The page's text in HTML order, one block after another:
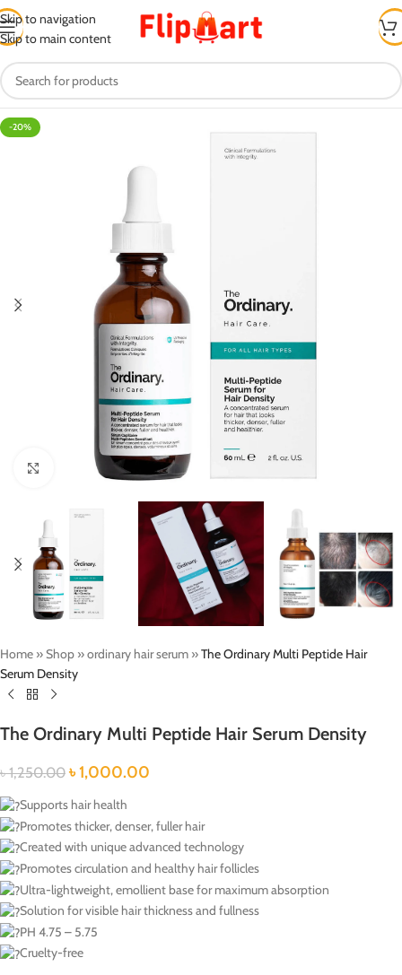
Skip to navigation
Skip to main content
-20%
Click to enlarge
Home »Shop »ordinary hair serum »The Ordinary Multi Peptide Hair
Serum Density
The Ordinary Multi Peptide Hair Serum Density
৳1,250.00 ৳1,000.00
Supports hair health
Promotes thicker, denser, fuller hair
Created with unique advanced technology
Promotes circulation and healthy hair follicles
Ultra-lightweight, emollient base for maximum absorption
Solution for visible hair thickness and fullness
PH 4.75 – 5.75
Cruelty-free